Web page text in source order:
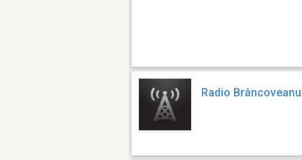
Radio Brâncoveanu